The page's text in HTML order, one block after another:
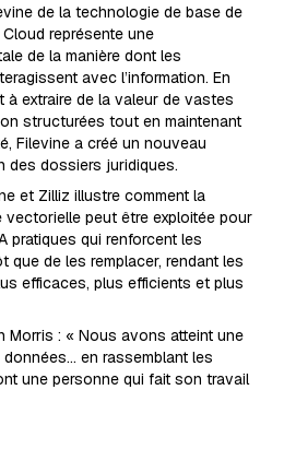
de la technologie de base de
représente une
de la manière dont les
avec l’information. En
extraire de la valeur de vastes
structurées tout en maintenant
Filevine a créé un nouveau
des dossiers juridiques.
et Zilliz illustre comment la
peut être exploitée pour
pratiques qui renforcent les
que de les remplacer, rendant les
efficaces, plus efficients et plus
Morris : « Nous avons atteint une
en rassemblant les
une personne qui fait son travail